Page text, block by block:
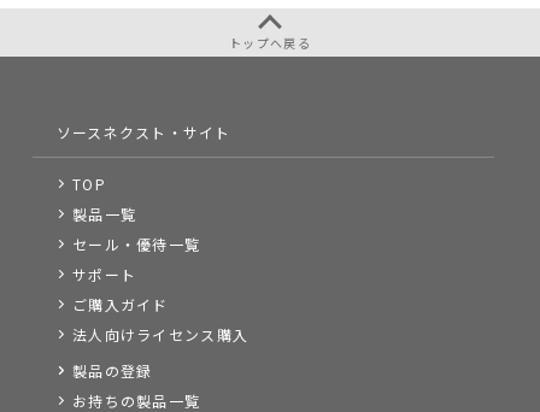
トップへ戻る
ソースネクスト・サイト
TOP
製品一覧
セール・優待一覧
サポート
ご購入ガイド
法人向けライセンス購入
製品の登録
お持ちの製品一覧